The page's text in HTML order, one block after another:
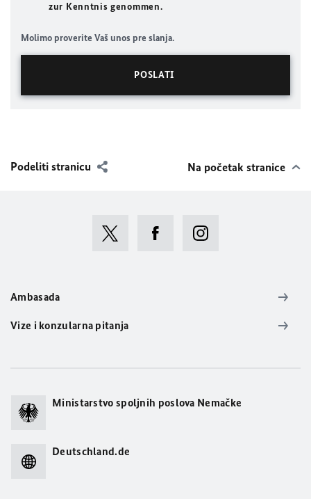
zur Kenntnis genommen.
Molimo proverite Vaš unos pre slanja.
Podeliti stranicu Na početak stranice
Ambasada
Vize i konzularna pitanja
Ministarstvo spoljnih poslova Nemačke
Deutschland.de